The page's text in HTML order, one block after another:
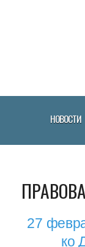
НОВОСТИ
27
ко